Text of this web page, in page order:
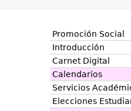
Promoción Social
Introducción
Carnet Digital
Calendarios
Servicios
Elecciones